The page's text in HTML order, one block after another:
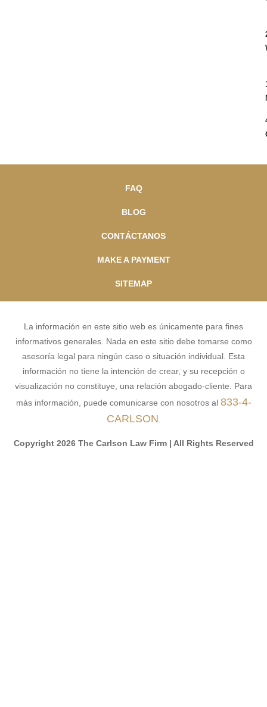
FAQ
BLOG
CONTÁCTANOS
MAKE A PAYMENT
SITEMAP
La información en este sitio web es únicamente para fines
informativos generales. Nada en este sitio debe tomarse como
asesoría legal para ningún caso o situación individual. Esta
información no tiene la intención de crear, y su recepción o
visualización no constituye, una relación abogado-cliente. Para
más información, puede comunicarse con nosotros al 833-4-
CARLSON
Copyright 2026 The Carlson Law Firm | All Rights Reserved